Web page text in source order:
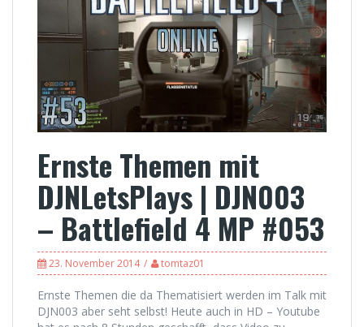
Ernste Themen mit
DJNLetsPlays | DJN003
– Battlefield 4 MP #053
23. November 2014 tomtaz01
Ernste Themen die da Thematisiert werden im Talk mit
DJN003 aber seht selbst! Heute auch in HD – Youtube